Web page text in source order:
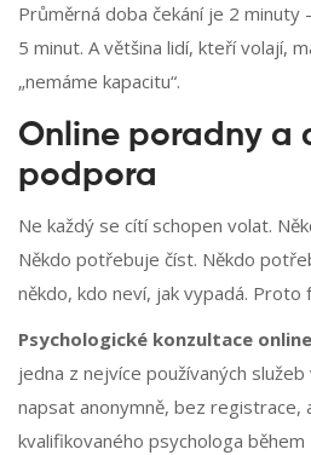
Průměrná doba čekání je 2 minuty
5 minut. A většina lidí, kteří volají,
„nemáme kapacitu“.
Online poradny a
podpora
Ne každý se cítí schopen volat.
Někdo potřebuje číst. Někdo
někdo, kdo neví, jak vypadá. Proto
Psychologické konzultace online
jedna z nejvíce používaných
napsat anonymně, bez
kvalifikovaného psychologa